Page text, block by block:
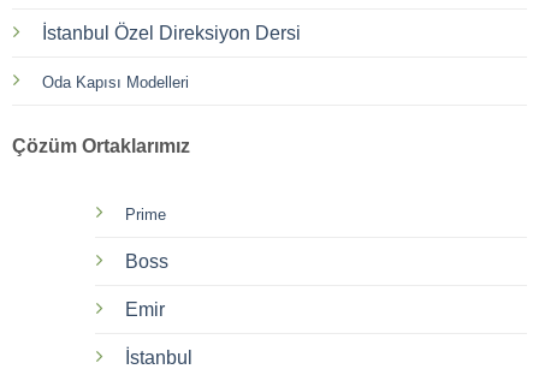
İstanbul Özel Direksiyon Dersi
Oda Kapısı Modelleri
Çözüm Ortaklarımız
Prime
Boss
Emir
İstanbul